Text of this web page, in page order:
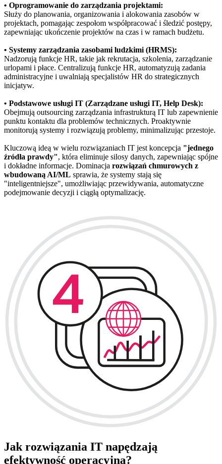
• Oprogramowanie do zarządzania projektami:
Służy do planowania, organizowania i alokowania zasobów w
projektach, pomagając zespołom współpracować i śledzić postępy,
zapewniając ukończenie projektów na czas i w ramach budżetu.
• Systemy zarządzania zasobami ludzkimi (HRMS):
Nadzorują funkcje HR, takie jak rekrutacja, szkolenia, zarządzanie
urlopami i płace. Centralizują funkcje HR, automatyzują zadania
administracyjne i uwalniają specjalistów HR do strategicznych
inicjatyw.
• Podstawowe usługi IT (Zarządzane usługi IT, Help Desk):
Obejmują outsourcing zarządzania infrastrukturą IT lub zapewnienie
punktu kontaktu dla problemów technicznych. Proaktywnie
monitorują systemy i rozwiązują problemy, minimalizując przestoje.
Kluczową ideą w wielu rozwiązaniach IT jest koncepcja "jednego
źródła prawdy", która eliminuje silosy danych, zapewniając spójne
i dokładne informacje. Dominacja rozwiązań chmurowych z
wbudowaną AI/ML sprawia, że systemy stają się
"inteligentniejsze", umożliwiając przewidywania, automatyczne
podejmowanie decyzji i ciągłą optymalizację.
Jak rozwiązania IT napędzają
efektywność operacyjną?